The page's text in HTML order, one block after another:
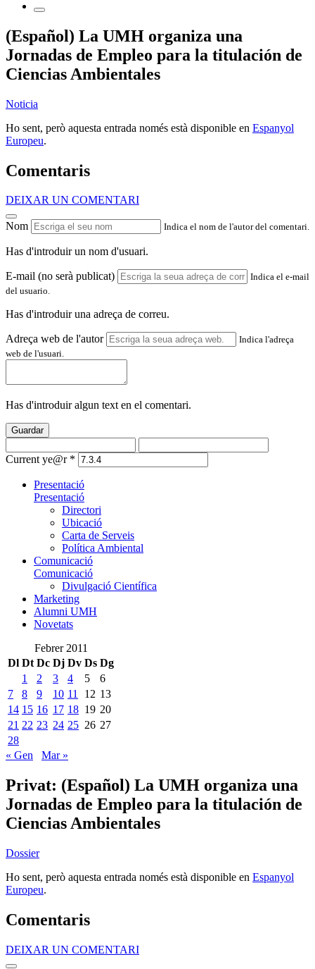
(Español) La UMH organiza una
Jornadas de Empleo para la titulación de
Ciencias Ambientales
Noticia
Ho sent, però aquesta entrada només està disponible en Espanyol
Europeu.
Comentaris
DEIXAR UN COMENTARI
Nom Indica el nom de l'autor del comentari.
Has d'introduir un nom d'usuari.
E-mail (no serà publicat)
Indica el e-mail
del usuario.
Has d'introduir una adreça de correu.
Adreça web de l'autor
Indica l'adreça
web de l'usuari.
Has d'introduir algun text en el comentari.
Guardar
Current ye@r *
Presentació
Presentació
Directori
Ubicació
Carta de Serveis
Política Ambiental
Comunicació
Comunicació
Divulgació Científica
Marketing
Alumni UMH
Novetats
Febrer 2011
Dl Dt Dc Dj Dv Ds Dg
1
2 3 4 5
6
7
8 9 10 11 12 13
14 15 16 17 18 19 20
21 22 23 24 25 26 27
28
« Gen
Mar »
Privat: (Español) La UMH organiza una
Jornadas de Empleo para la titulación de
Ciencias Ambientales
Dossier
Ho sent, però aquesta entrada només està disponible en Espanyol
Europeu.
Comentaris
DEIXAR UN COMENTARI